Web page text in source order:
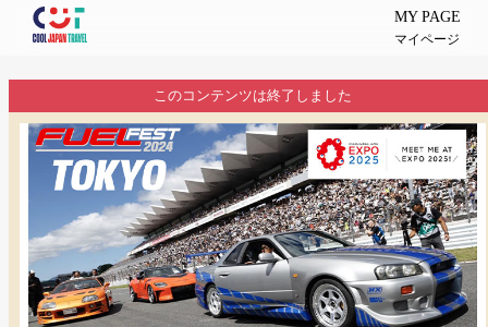
MY PAGE
マイページ
このコンテンツは終了しました